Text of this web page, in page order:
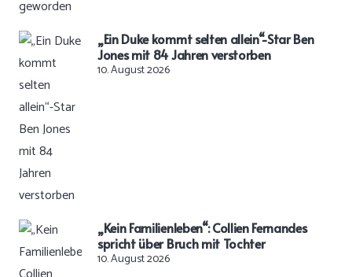
„Ein Duke kommt selten allein“-Star Ben
Jones mit 84 Jahren verstorben
10. August 2026
„Kein Familienleben“: Collien Fernandes
spricht über Bruch mit Tochter
10. August 2026